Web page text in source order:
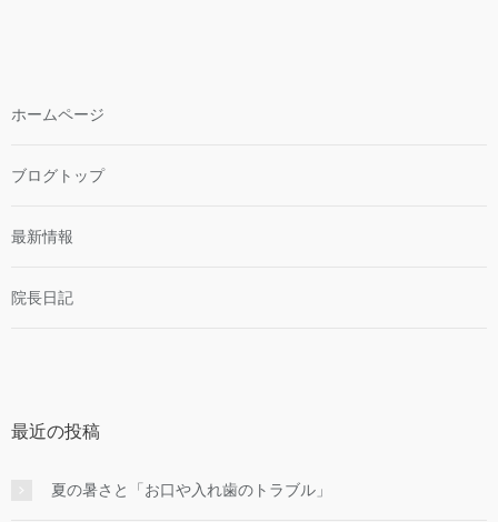
ホームページ
ブログトップ
最新情報
院長日記
最近の投稿
夏の暑さと「お口や入れ歯のトラブル」